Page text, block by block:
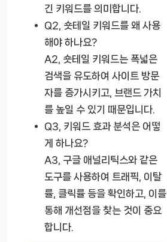
긴 키워드를 의미합니다.
Q2, 숏테일 키워드를 왜 사용
해야 하나요?
A2, 숏테일 키워드는 폭넓은
검색을 유도하여 사이트 방문
자를 증가시키고, 브랜드 가치
를 높일 수 있기 때문입니다.
Q3, 키워드 효과 분석은 어떻
게 하나요?
A3, 구글 애널리틱스와 같은
도구를 사용하여 트래픽, 이탈
률, 클릭률 등을 확인하고, 이를
통해 개선점을 찾는 것이 중요
합니다.